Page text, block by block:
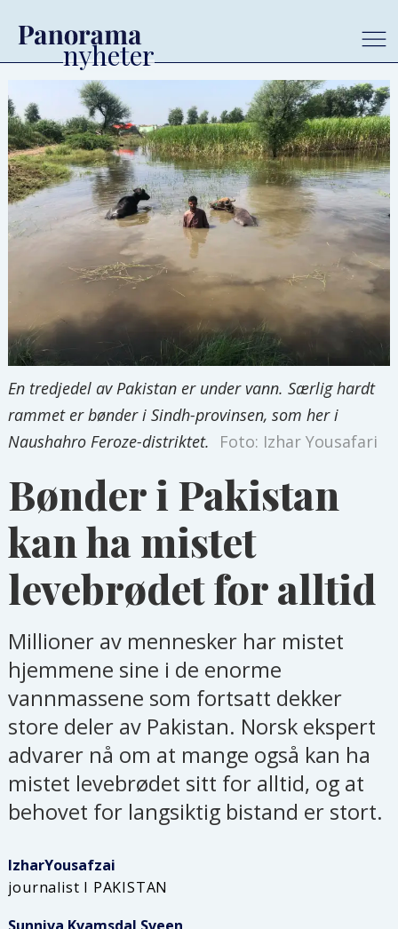
En tredjedel av Pakistan er under vann. Særlig hardt
rammet er bønder i Sindh-provinsen, som her i
Naushahro Feroze-distriktet.
Foto: Izhar Yousafari
Bønder i Pakistan
kan ha mistet
levebrødet for alltid
Millioner av mennesker har mistet
hjemmene sine i de enorme
vannmassene som fortsatt dekker
store deler av Pakistan. Norsk ekspert
advarer nå om at mange også kan ha
mistet levebrødet sitt for alltid, og at
behovet for langsiktig bistand er stort.
IzharYousafzai
journalist I PAKISTAN
Sunniva Kvamsdal Sveen